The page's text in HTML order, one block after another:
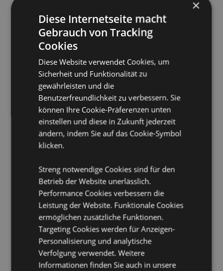
Asterix Portraits PVC-Portemonnaie
Material:PVC und Metall
Geeignet für Bleichmittel:
Geeignet für den Trockner:Nein
Geeignet zum Bügeln:Nein
Pflegehinweis:
abwischen
Lizenz-Informationen:
Dieses Produkt ist vollständig
lizenziert und kann weltweit verkauft werden.
Produkttressourcen:
Möchten Sie mehr über den Einkauf bei Puckator
erfahren?Dann lesen Sie unserenLeitfaden für
Kundeninformationen.
Produktattribute
Information
Höhe 8.5cm Breite 11cm Tiefe 3cm
5055071511547
144
×
Diese Internetseite macht
Gebrauch von Tracking
Cookies
Diese Website verwendet Cookies, um
Sicherheit und Funktionalität zu
gewährleisten und die
Benutzerfreundlichkeit zu verbessern. Sie
können Ihre Cookie-Präferenzen unten
einstellen und diese in Zukunft jederzeit
ändern, indem Sie auf das Cookie-Symbol
klicken.
Streng notwendige Cookies sind für den
Betrieb der Website unerlässlich.
Performance Cookies verbessern die
Leistung der Website. Funktionale Cookies
ermöglichen zusätzliche Funktionen.
Targeting Cookies werden für Anzeigen-
Personalisierung und analytische
Verfolgung verwendet. Weitere
Informationen finden Sie auch in unsere